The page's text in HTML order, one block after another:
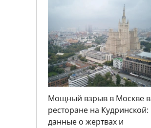
Мощный взрыв в Москве в
ресторане на Кудринской:
данные о жертвах и